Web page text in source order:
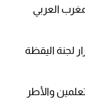
العربي
لجنة اليقظة
والأطر